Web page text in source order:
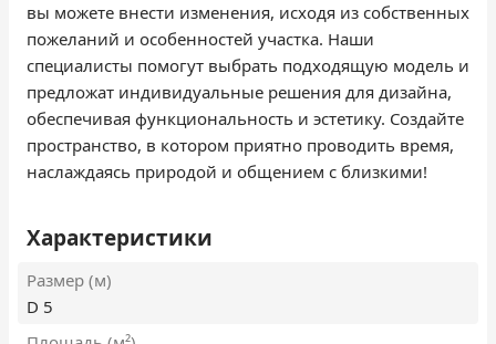
вы можете внести изменения, исходя из собственных
пожеланий и особенностей участка. Наши
специалисты помогут выбрать подходящую модель и
предложат индивидуальные решения для дизайна,
обеспечивая функциональность и эстетику. Создайте
пространство, в котором приятно проводить время,
наслаждаясь природой и общением с близкими!
Характеристики
Размер (м)
D 5